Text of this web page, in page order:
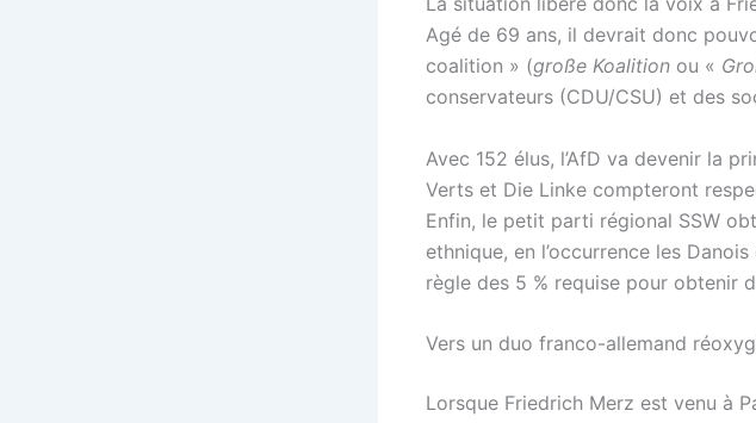
Agé de 69 ans, il devrait donc
coalition » (große Koalition ou «
conservateurs (CDU/CSU) et des
Avec 152 élus, l’AfD va devenir la
Verts et Die Linke compteront
Enfin, le petit parti régional SSW
ethnique, en l’occurrence les
règle des 5 % requise pour obtenir
Vers un duo franco-allemand
Lorsque Friedrich Merz est venu à